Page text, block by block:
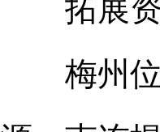
拓展资
梅州位